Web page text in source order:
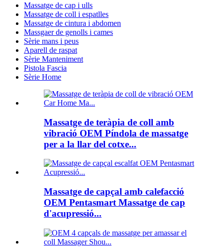
Massatge de cap i ulls
Massatge de coll i espatlles
Massatge de cintura i abdomen
Massgaer de genolls i cames
Sèrie mans i peus
Aparell de raspat
Sèrie Manteniment
Pistola Fascia
Sèrie Home
Massatge de teràpia de coll amb
vibració OEM Píndola de massatge
per a la llar del cotxe...
Massatge de capçal amb calefacció
OEM Pentasmart Massatge de cap
d'acupressió...